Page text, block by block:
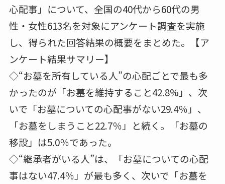
心配事」について、全国の40代から60代の男
性・女性613名を対象にアンケート調査を実施
し、得られた回答結果の概要をまとめた。【ア
ンケート結果サマリー】
◇“お墓を所有している人”の心配ごとで最も多
かったのが「お墓を維持すること42.8%」、次
いで「お墓についての心配事がない29.4％」、
「お墓をしまうこと22.7％」と続く。「お墓の
移設」は5.0％であった。
◇“継承者がいる人”は、「お墓についての心配
事はない47.4％」が最も多く、次いで「お墓を